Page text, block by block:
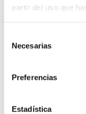
partir del uso que
Necesarias
Preferencias
Estadística
Ejemplos:
Do often you go to
frecuencia
usando